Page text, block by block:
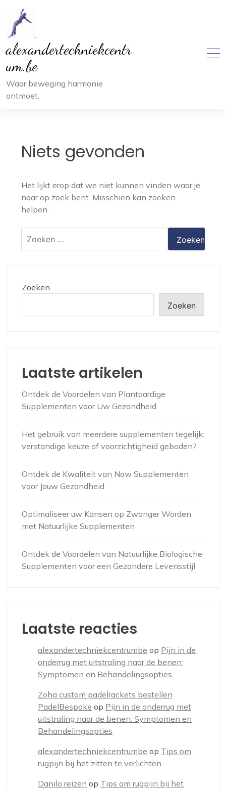
inhoud
alexandertechniekcentr
um.be
Waar beweging harmonie
ontmoet.
Niets gevonden
Het lijkt erop dat we niet kunnen vinden waar je
naar op zoek bent. Misschien kan zoeken
helpen.
naar:
Zoeken
Zoeken
Laatste artikelen
Ontdek de Voordelen van Plantaardige
Supplementen voor Uw Gezondheid
Het gebruik van meerdere supplementen tegelijk:
verstandige keuze of voorzichtigheid geboden?
Ontdek de Kwaliteit van Now Supplementen
voor Jouw Gezondheid
Optimaliseer uw Kansen op Zwanger Worden
met Natuurlijke Supplementen
Ontdek de Voordelen van Natuurlijke Biologische
Supplementen voor een Gezondere Levensstijl
Laatste reacties
alexandertechniekcentrumbe op Pijn in de
onderrug met uitstraling naar de benen:
Symptomen en Behandelingsopties
Zoha custom padelrackets bestellen
PadelBespoke op Pijn in de onderrug met
uitstraling naar de benen: Symptomen en
Behandelingsopties
alexandertechniekcentrumbe op Tips om
rugpijn bij het zitten te verlichten
Danilo reizen op Tips om rugpijn bij het